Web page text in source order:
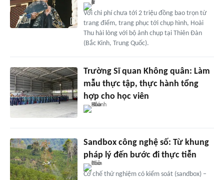
Với chi phí chưa tới 2 triệu đồng bao trọn từ
trang điểm, trang phục tới chụp hình, Hoài
Thu hài lòng với bộ ảnh chụp tại Thiên Đàn
(Bắc Kinh, Trung Quốc).
Trường Sĩ quan Không quân: Làm
mẫu thực tập, thực hành tổng
hợp cho học viên
Sandbox công nghệ số: Từ khung
pháp lý đến bước đi thực tiễn
Cơ chế thử nghiệm có kiểm soát (sandbox) –